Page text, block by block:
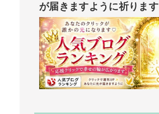
が届きますように祈ります